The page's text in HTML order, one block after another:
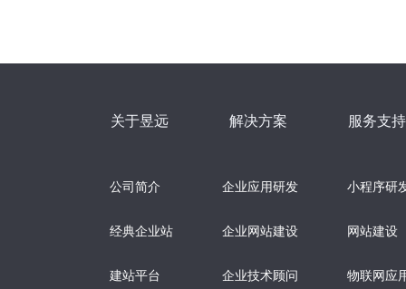
关于昱远
公司简介
经典企业站
建站平台
解决方案
企业应用研发
企业网站建设
企业技术顾问
服务支持
小程序研
网站建设
物联网应